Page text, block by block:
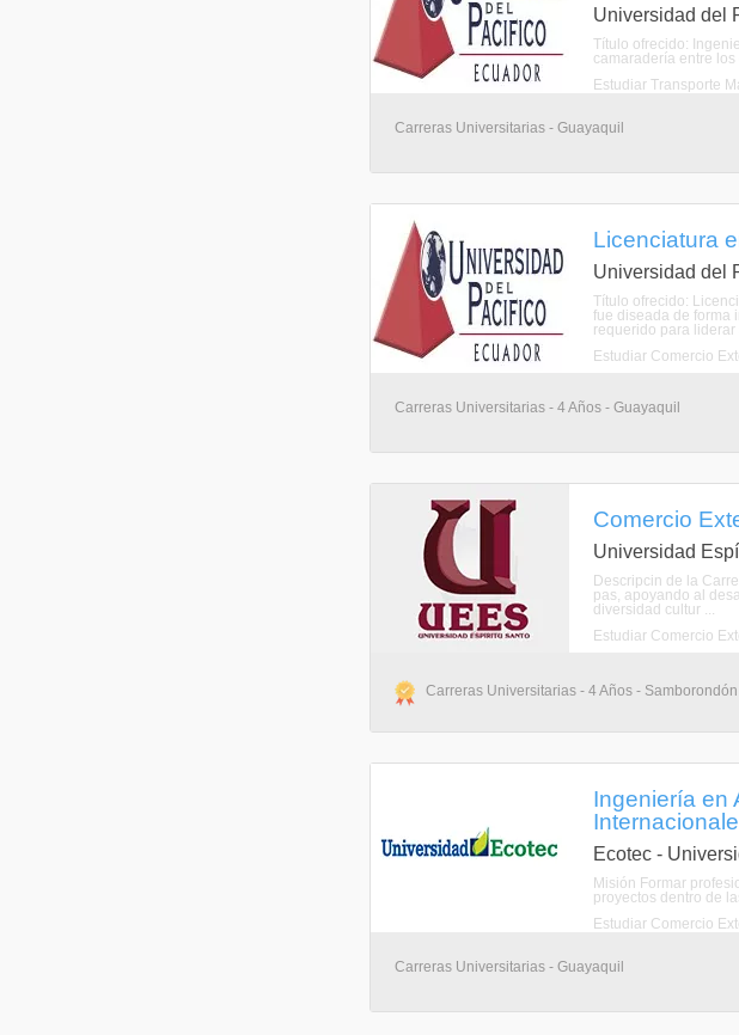
Universidad del
Título ofrecido:
camaradería entre
Estudiar Transporte
Carreras Universitarias - Guayaquil
Licenciatura
Universidad del
Título ofrecido:
fue diseada de forma
requerido para liderar
Estudiar Comercio
Carreras Universitarias - 4 Años - Guayaquil
Comercio
Universidad
Descripcin de la
pas, apoyando al
diversidad cultur ...
Estudiar Comercio
Carreras Universitarias - 4 Años - Samborondón
Ingeniería en
Ecotec -
Misión Formar
proyectos dentro de
Estudiar Comercio
Carreras Universitarias - Guayaquil